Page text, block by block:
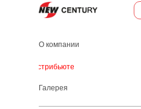
О компании
Галерея
Дистрибьютеры